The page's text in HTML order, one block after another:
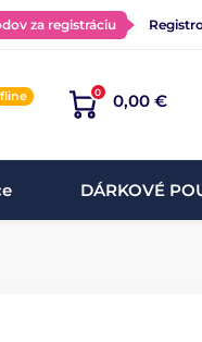
za registráciu
0 0,00 €
DÁRKOVÉ